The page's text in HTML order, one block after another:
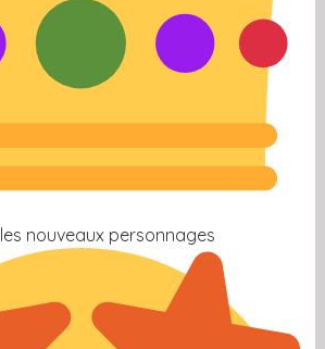
nouveaux personnages